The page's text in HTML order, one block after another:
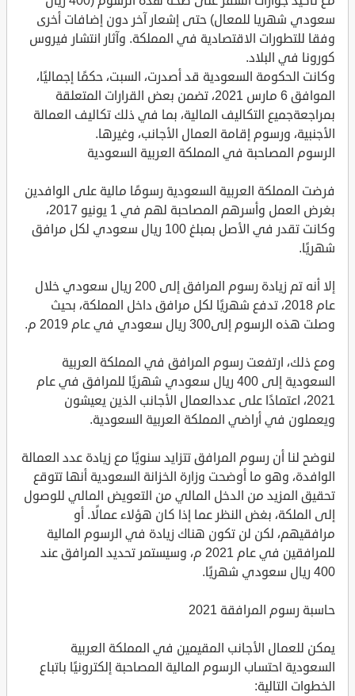
سعودي شهريا للمعال) حتى إشعار آخر دون إضافات أخرى
وفقا للتطورات الاقتصادية في المملكة. وآثار انتشار فيروس
كورونا في البلاد.
وكانت الحكومة السعودية قد أصدرت، السبت، حكمًا إجماليًا،
الموافق 6 مارس 2021، تضمن بعض القرارات المتعلقة
بمراجعةجميع التكاليف المالية، بما في ذلك تكاليف العمالة
الأجنبية، ورسوم إقامة العمال الأجانب، وغيرها.
الرسوم المصاحبة في المملكة العربية السعودية
فرضت المملكة العربية السعودية رسومًا مالية على الوافدين
بغرض العمل وأسرهم المصاحبة لهم في 1 يونيو 2017،
وكانت تقدر في الأصل بمبلغ 100 ريال سعودي لكل مرافق
شهريًا.
إلا أنه تم زيادة رسوم المرافق إلى 200 ريال سعودي خلال
عام 2018، تدفع شهريًا لكل مرافق داخل المملكة، بحيث
وصلت هذه الرسوم إلى300 ريال سعودي في عام 2019 م.
ومع ذلك، ارتفعت رسوم المرافق في المملكة العربية
السعودية إلى 400 ريال سعودي شهريًا للمرافق في عام
2021، اعتمادًا على عددالعمال الأجانب الذين يعيشون
ويعملون في أراضي المملكة العربية السعودية.
لنوضح لنا أن رسوم المرافق تتزايد سنويًا مع زيادة عدد العمالة
الوافدة، وهو ما أوضحت وزارة الخزانة السعودية أنها تتوقع
تحقيق المزيد من الدخل المالي من التعويض المالي للوصول
إلى الملكة، بغض النظر عما إذا كان هؤلاء عمالًا. أو
مرافقيهم، لكن لن تكون هناك زيادة في الرسوم المالية
للمرافقين في عام 2021 م، وسيستمر تحديد المرافق عند
400 ريال سعودي شهريًا.
حاسبة رسوم المرافقة 2021
يمكن للعمال الأجانب المقيمين في المملكة العربية
السعودية احتساب الرسوم المالية المصاحبة إلكترونيًا باتباع
الخطوات التالية: